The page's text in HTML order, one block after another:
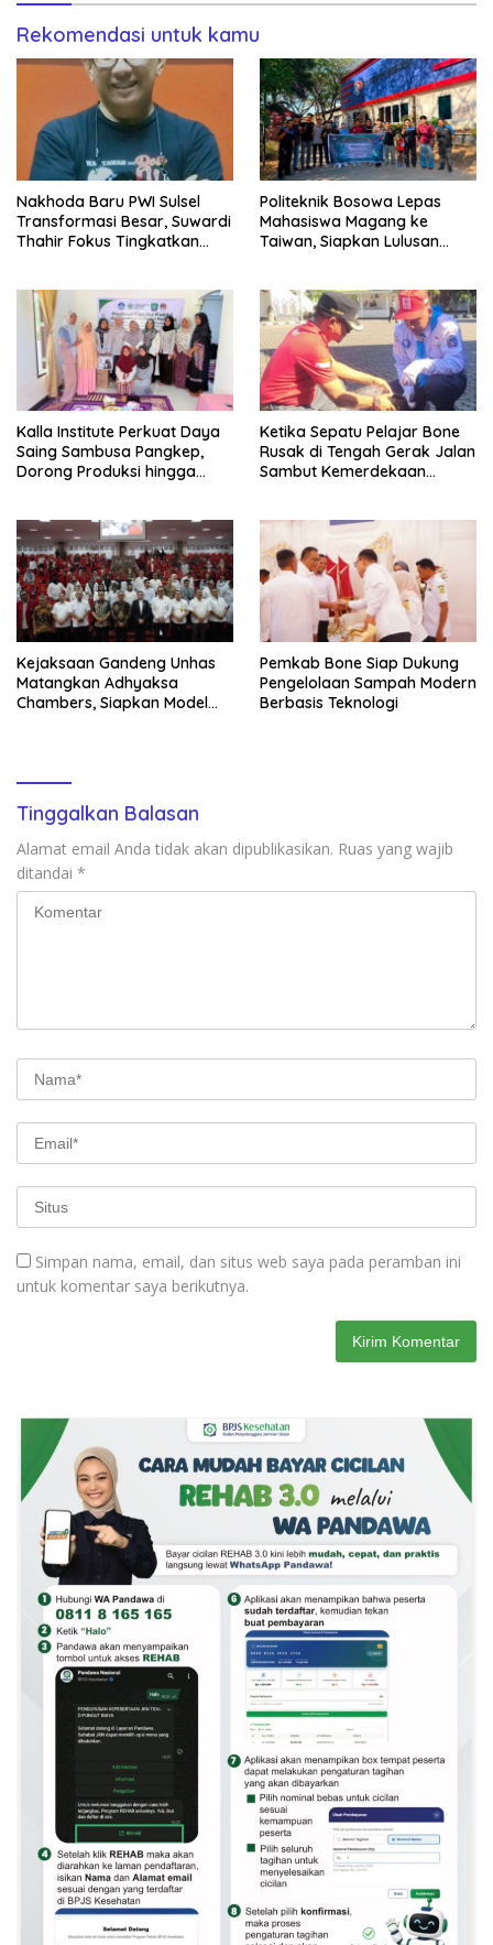
Rekomendasi untuk kamu
Nakhoda Baru PWI Sulsel
Transformasi Besar, Suwardi
Thahir Fokus Tingkatkan
Politeknik Bosowa Lepas
Mahasiswa Magang ke
Taiwan, Siapkan Lulusan
Kalla Institute Perkuat Daya
Saing Sambusa Pangkep,
Dorong Produksi hingga
Ketika Sepatu Pelajar Bone
Rusak di Tengah Gerak Jalan
Sambut Kemerdekaan
Kejaksaan Gandeng Unhas
Matangkan Adhyaksa
Chambers, Siapkan Model
Pemkab Bone Siap Dukung
Pengelolaan Sampah Modern
Berbasis Teknologi
Tinggalkan Balasan
Alamat email Anda tidak akan dipublikasikan. Ruas yang wajib
ditandai *
Simpan nama, email, dan situs web saya pada peramban ini
untuk komentar saya berikutnya.